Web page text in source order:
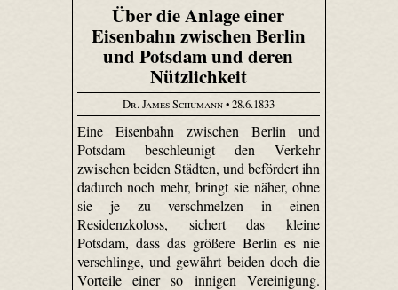
Über die Anlage einer
Eisenbahn zwischen Berlin
und Potsdam und deren
Nützlichkeit
Dr. James Schumann• 28.6.1833
Eine Eisenbahn zwischen Berlin und
Potsdam beschleunigt den Verkehr
zwischen beiden Städten, und befördert ihn
dadurch noch mehr, bringt sie näher, ohne
sie je zu verschmelzen in einen
Residenzkoloss, sichert das kleine
Potsdam, dass das größere Berlin es nie
verschlinge, und gewährt beiden doch die
Vorteile einer so innigen Vereinigung.